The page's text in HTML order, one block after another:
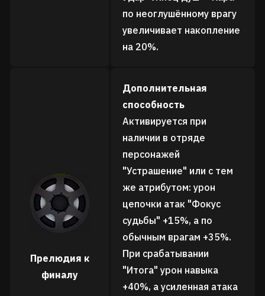
по неоглушённому врагу
увеличивает накопление
на 20%.
Прелюдия к
финалу
Дополнительная
способность
Активируется при
наличии в отряде
персонажей
"Устрашение" или с тем
же атрибутом: урон
цепочки атак "Фокус
судьбы" +15%, а по
обычным врагам +35%.
При срабатывании
"Итога" урон навыка
+40%, а усиленная атака